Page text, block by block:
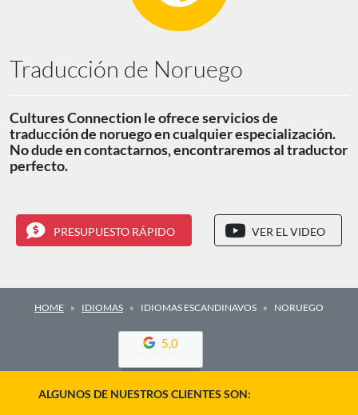
Traducción de Noruego
Cultures Connection le ofrece servicios de
traducción de noruego en cualquier especialización.
No dude en contactarnos, encontraremos al traductor
perfecto.
PRESUPUESTO RÁPIDO VER EL VIDEO
HOME IDIOMAS IDIOMAS ESCANDINAVOS NORUEGO
5,0
ALGUNOS DE NUESTROS CLIENTES SON: